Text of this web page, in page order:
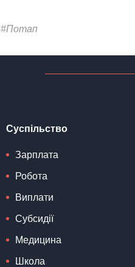
#Потап
Суспільство
Зарплата
Робота
Виплати
Субсидії
Медицина
Школа